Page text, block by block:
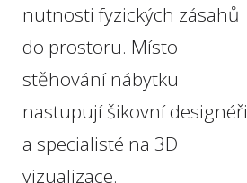
nutnosti fyzických zásahů
do prostoru. Místo
stěhování nábytku
nastupují šikovní designéři
a specialisté na 3D
vizualizace.